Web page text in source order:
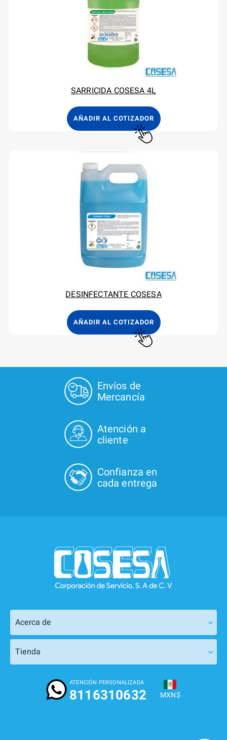
SARRICIDA COSESA 4L
AÑADIR AL COTIZADOR
DESINFECTANTE COSESA
AÑADIR AL COTIZADOR
Envíos de
Mercancía
Atención a
cliente
Confianza en
cada entrega
Acerca de
Tienda
ATENCIÓN PERSONALIZADA
8116310632 MXN$